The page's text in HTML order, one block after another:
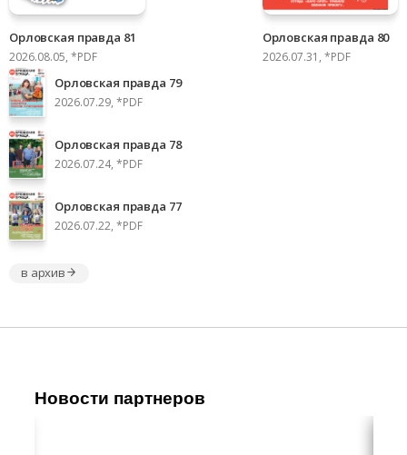
Орловская правда 81
2026.08.05, *PDF
Орловская правда 80
2026.07.31, *PDF
Орловская правда 79
2026.07.29, *PDF
Орловская правда 78
2026.07.24, *PDF
Орловская правда 77
2026.07.22, *PDF
в архив
Новости партнеров